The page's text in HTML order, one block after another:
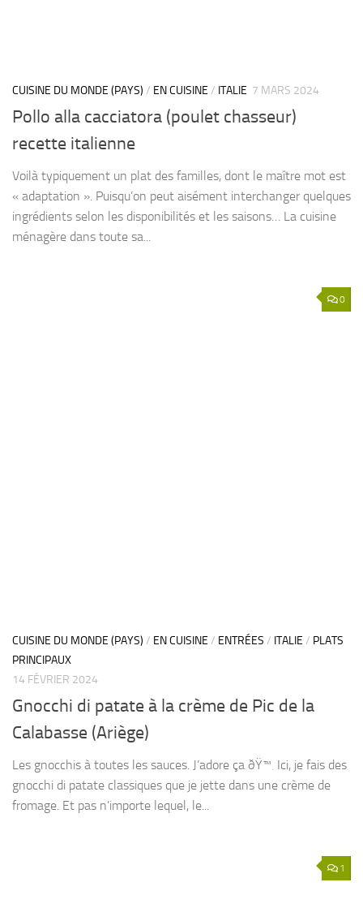
CUISINE DU MONDE (PAYS) / EN CUISINE / ITALIE 7 MARS 2024
Pollo alla cacciatora (poulet chasseur)
recette italienne
Voilà typiquement un plat des familles, dont le maître mot est
« adaptation ». Puisqu’on peut aisément interchanger quelques
ingrédients selon les disponibilités et les saisons… La cuisine
ménagère dans toute sa...
0
CUISINE DU MONDE (PAYS) / EN CUISINE / ENTRÉES / ITALIE / PLATS
PRINCIPAUX
14 FÉVRIER 2024
Gnocchi di patate à la crème de Pic de la
Calabasse (Ariège)
Les gnocchis à toutes les sauces. J’adore ça ðŸ™‚ Ici, je fais des
gnocchi di patate classiques que je jette dans une crème de
fromage. Et pas n’importe lequel, le...
1